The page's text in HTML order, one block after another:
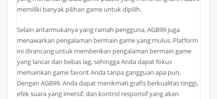
memiliki banyak pilihan game untuk dipilih.
Selain antarmukanya yang ramah pengguna, AGB99 juga
menawarkan pengalaman bermain game yang mulus. Platform
ini dirancang untuk memberikan pengalaman bermain game
yang lancar dan bebas lag, sehingga Anda dapat fokus
memainkan game favorit Anda tanpa gangguan apa pun.
Dengan AGB99, Anda dapat menikmati grafis berkualitas tinggi,
efek suara yang imersif, dan kontrol responsif yang akan